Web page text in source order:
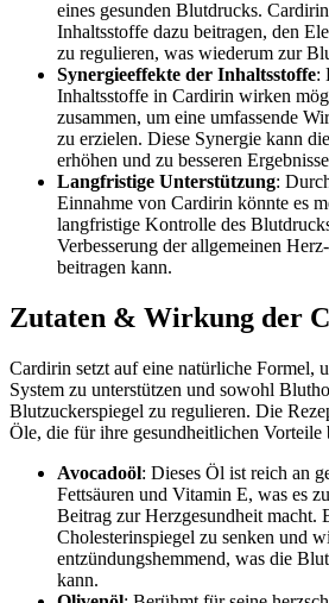
eines gesunden Blutdrucks.
Inhaltsstoffe dazu beitragen, den
zu regulieren, was wiederum zur
Synergieeffekte der Inhaltsstoffe:
Inhaltsstoffe in Cardirin wirken
zusammen, um eine umfassende
zu erzielen. Diese Synergie kann
erhöhen und zu besseren
Langfristige Unterstützung:
Einnahme von Cardirin könnte es
langfristige Kontrolle des
Verbesserung der allgemeinen
beitragen kann.
Zutaten & Wirkung der
Cardirin setzt auf eine natürliche Formel,
System zu unterstützen und sowohl
Blutzuckerspiegel zu regulieren. Die
Öle, die für ihre gesundheitlichen Vorteile
Avocadoöl: Dieses Öl ist reich an
Fettsäuren und Vitamin E, was es
Beitrag zur Herzgesundheit macht.
Cholesterinspiegel zu senken und
entzündungshemmend, was die
kann.